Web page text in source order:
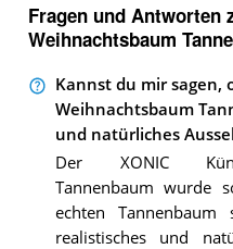
Fragen und Antworten
Weihnachtsbaum
Kannst du mir sagen,
Weihnachtsbaum
und natürliches
Der XONIC
Tannenbaum wurde
echten
realistisches und